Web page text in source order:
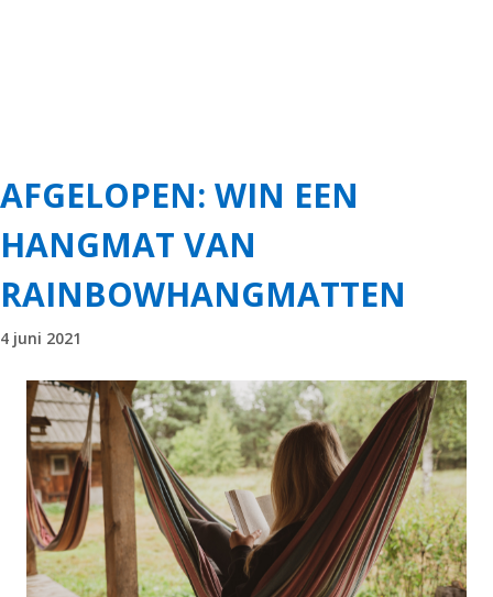
AFGELOPEN: WIN EEN
HANGMAT VAN
RAINBOWHANGMATTEN
4 juni 2021